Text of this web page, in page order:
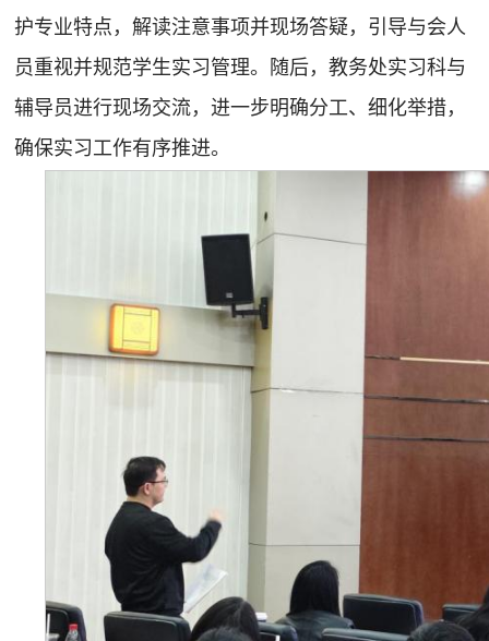
护专业特点，解读注意事项并现场答疑，引导与会人
员重视并规范学生实习管理。随后，教务处实习科与
辅导员进行现场交流，进一步明确分工、细化举措，
确保实习工作有序推进。